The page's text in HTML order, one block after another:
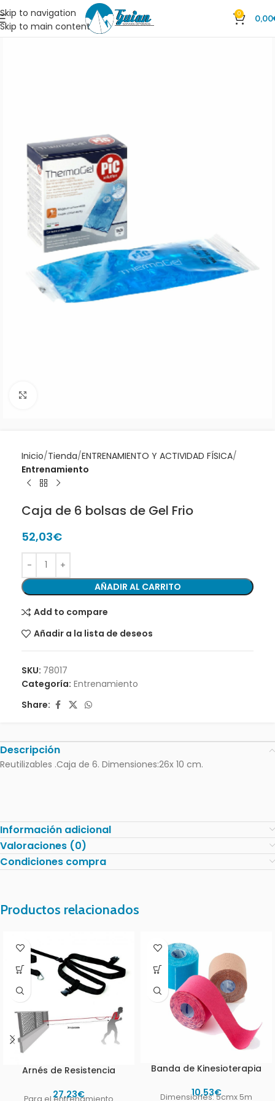
Skip to navigation
Skip to main content
0 0,00
Inicio Tienda ENTRENAMIENTO Y ACTIVIDAD FÍSICA
Entrenamiento
Caja de 6 bolsas de Gel Frio
52,03€
AÑADIR AL CARRITO
Add to compare
Añadir a la lista de deseos
SKU: 78017
Categoría: Entrenamiento
Share:
Descripción
Reutilizables .Caja de 6. Dimensiones:26x 10 cm.
Información adicional
Valoraciones (0)
Condiciones compra
Productos relacionados
Arnés de Resistencia
27,23€
Banda de Kinesioterapia
10,53€
Dimensiones: 5cmx 5m